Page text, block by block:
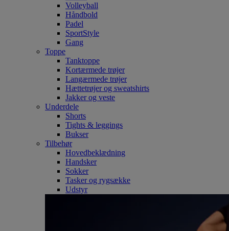
Volleyball
Håndbold
Padel
SportStyle
Gang
Toppe
Tanktoppe
Kortærmede trøjer
Langærmede trøjer
Hættetrøjer og sweatshirts
Jakker og veste
Underdele
Shorts
Tights & leggings
Bukser
Tilbehør
Hovedbeklædning
Handsker
Sokker
Tasker og rygsække
Udstyr